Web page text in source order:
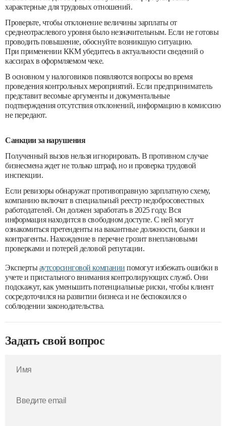
характерные для трудовых отношений.
Проверьте, чтобы отклонение величины зарплаты от
среднеотраслевого уровня было незначительным. Если не готовы
проводить повышение, обоснуйте возникшую ситуацию.
При применении ККМ убедитесь в актуальности сведений о
кассирах в оформляемом чеке.
В основном у налоговиков появляются вопросы во время
проведения контрольных мероприятий. Если предприниматель
представит весомые аргументы и документальные
подтверждения отсутствия отклонений, информацию в комиссию
не передают.
Санкции за нарушения
Полученный вызов нельзя игнорировать. В противном случае
бизнесмена ждет не только штраф, но и проверка трудовой
инспекции.
Если ревизоры обнаружат противоправную зарплатную схему,
компанию включат в специальный реестр недобросовестных
работодателей. Он должен заработать в 2025 году. Вся
информация находится в свободном доступе. С ней могут
ознакомиться претенденты на вакантные должности, банки и
контрагенты. Нахождение в перечне грозит внеплановыми
проверками и потерей деловой репутации.
Экспертыаутсорсинговой компании помогут избежать ошибки в
учете и пристального внимания контролирующих служб. Они
подскажут, как уменьшить потенциальные риски, чтобы клиент
сосредоточился на развитии бизнеса и не беспокоился о
соблюдении законодательства.
Задать свой вопрос